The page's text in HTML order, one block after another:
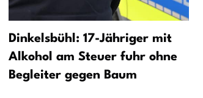
Dinkelsbühl: 17-Jähriger mit
Alkohol am Steuer fuhr ohne
Begleiter gegen Baum